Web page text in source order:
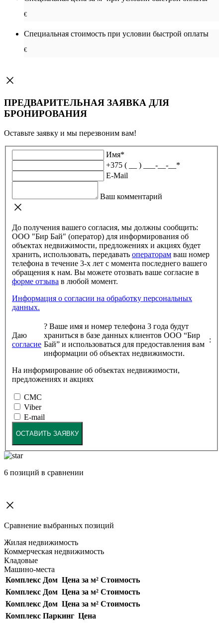
€
Специальная cтоимость при условии быстрой оплаты
€
ПРЕДВАРИТЕЛЬНАЯ ЗАЯВКА ДЛЯ
БРОНИРОВАНИЯ
Оставьте заявку и мы перезвоним вам!
Имя*
+375 ( __ ) ___-__-__ *
E-Mail
Ваш комментарий
До получения вашего согласия, мы должны сообщить:
ООО "Бир Бай" (оператор) для информирования об
объектах недвижимости, предложениях и акциях будет
хранить, использовать, передавать операторам
телефона в течение 3-х лет с момента последнего вашего
обращения к нам. Вы можете отозвать ваше согласие в
форме отзыва
в любой момент.
Информация о согласии на обработку персональных
данных.
Даю
согласие
? Ваше имя и номер телефона 3 года будут
храниться в базе данных клиентов ООО “Бир
Бай” и использоваться для предоставления вам
информации об объектах недвижимости.
:
На информирование об объектах недвижимости,
предложениях и акциях
СМС
Viber
E-mail
ОСТАВИТЬ ЗАЯВКУ
6 позиций в сравнении
Сравнение выбранных позиций
Жилая недвижимость
Коммерческая недвижимость
Кладовые
Машино-места
Комплекс Дом Цена за м² Стоимость
Комплекс Дом Цена за м² Стоимость
Комплекс Дом Цена за м² Стоимость
Комплекс Паркинг Цена